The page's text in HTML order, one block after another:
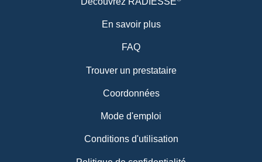
En savoir plus
FAQ
Trouver un prestataire
Coordonnées
Mode d'emploi
Conditions d'utilisation